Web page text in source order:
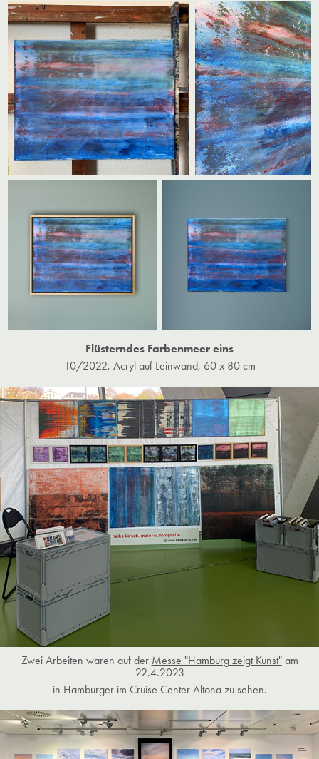
Flüsterndes Farbenmeer eins
10/2022, Acryl auf Leinwand, 60 x 80 cm​​​​​​​
Zwei Arbeiten waren auf der Messe "Hamburg zeigt Kunst"am
22.4.2023
in Hamburger im Cruise Center Altona zu sehen.